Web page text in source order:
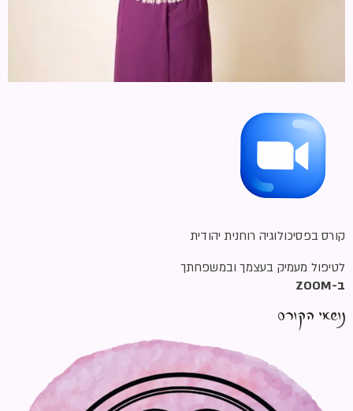
קורס בפסיכולוגיה רוחנית יהודית
לטיפול מעמיק בעצמך ובמשפחתך
ב-ZOOM
נושאי הקורס